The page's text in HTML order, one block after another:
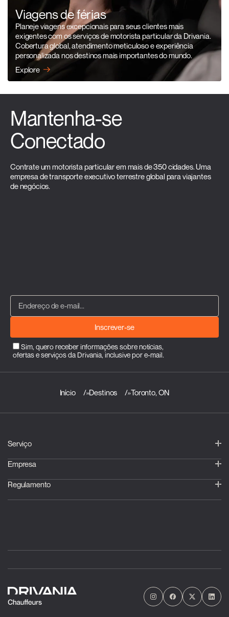
Viagens de férias
Planeje viagens excepcionais para seus clientes mais
exigentes com os serviços de motorista particular da Drivania.
Cobertura global, atendimento meticuloso e experiência
personalizada nos destinos mais importantes do mundo.
Explore
Mantenha-se
Conectado
Contrate um motorista particular em mais de 350 cidades. Uma
empresa de transporte executivo terrestre global para viajantes
de negócios.
Inscrever-se
Sim, quero receber informações sobre notícias,
ofertas e serviços da Drivania, inclusive por e-mail.
Início »Destinos »Toronto, ON
Serviço
Empresa
Regulamento